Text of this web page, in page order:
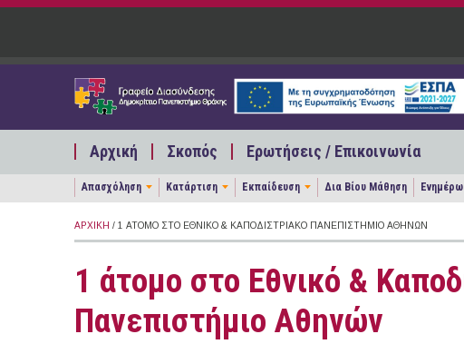
Παράκαμψη προς το κυρίως περιεχόμενο
Αρχική Σκοπός Ερωτήσεις / Επικοινωνία
Απασχόληση Κατάρτιση Εκπαίδευση Δια Βίου Μάθηση
ΑΡΧΙΚΉ / 1 ΆΤΟΜΟ ΣΤΟ ΕΘΝΙΚΌ & ΚΑΠΟΔΙΣΤΡΙΑΚΌ ΠΑΝΕΠΙΣΤΉΜΙΟ ΑΘΗΝΏΝ
1 άτομο στο Εθνικό &
Πανεπιστήμιο Αθηνών